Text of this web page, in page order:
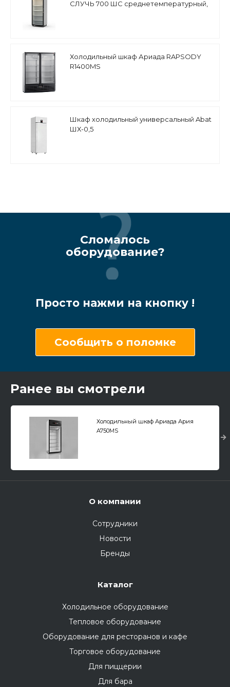
СЛУЧЬ 700 ШС среднетемпературный,
Холодильный шкаф Ариада RAPSODY
R1400MS
Шкаф холодильный универсальный Abat
ШХ-0,5
Сломалось
оборудование?
Просто нажми на кнопку !
Сообщить о поломке
Ранее вы смотрели
Холодильный шкаф Ариада Ария
A750MS
О компании
Сотрудники
Новости
Бренды
Каталог
Холодильное оборудование
Тепловое оборудование
Оборудование для ресторанов и кафе
Торговое оборудование
Для пиццерии
Для бара